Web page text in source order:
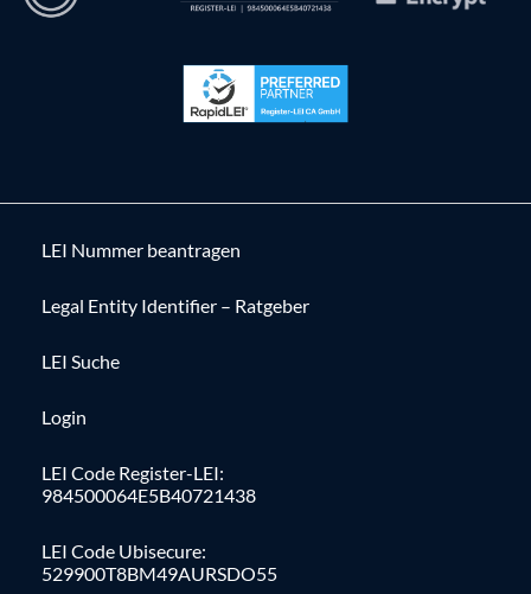
LEI Nummer beantragen
Legal Entity Identifier – Ratgeber
LEI Suche
Login
LEI Code Register-LEI:
984500064E5B40721438
LEI Code Ubisecure:
529900T8BM49AURSDO55